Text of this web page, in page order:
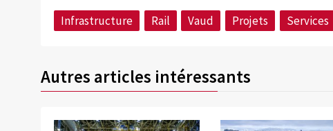
Infrastructure
Rail Vaud Projets Services
Autres articles intéressants